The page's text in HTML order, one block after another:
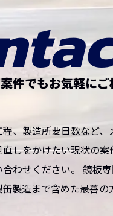
件でもお気軽に
、製造所要日数など
しをかけたい現状の
わせください。 鏡板
製造まで含めた最善